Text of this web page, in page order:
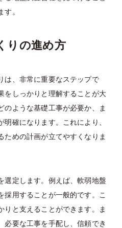
。
りの進め方
は、非常に重要なステップで
をしっかりと理解することが大
のような基礎工事が必要か、ま
確になります。これにより、
ための計画が立てやすくなりま
選定します。例えば、軟弱地盤
採用することが一般的です。こ
りと支えることができます。ま
必要な工事を手配し、信頼でき